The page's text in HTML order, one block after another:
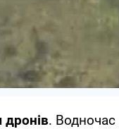
. Водночас